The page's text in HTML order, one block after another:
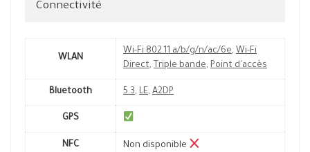
Connectivité
WLAN
Wi-Fi 802.11 a/b/g/n/ac/6e, Wi-Fi
Direct, Triple bande, Point d'accès
Bluetooth 5.3, LE, A2DP
GPS
NFC Non disponible